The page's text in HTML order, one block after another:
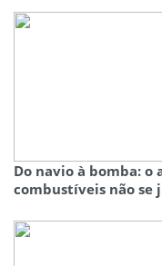
Do navio à bomba:
combustíveis não se